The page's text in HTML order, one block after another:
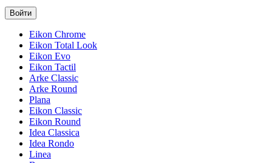
Eikon Chrome
Eikon Total Look
Eikon Evo
Eikon Tactil
Arke Classic
Arke Round
Plana
Eikon Classic
Eikon Round
Idea Classica
Idea Rondo
Linea